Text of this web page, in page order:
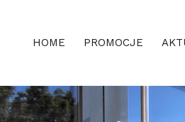
HOME PROMOCJE